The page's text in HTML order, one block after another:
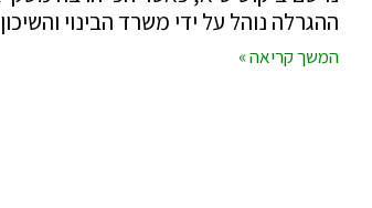
ההגרלה נוהל על ידי משרד הבינוי והשיכון
המשך קריאה »